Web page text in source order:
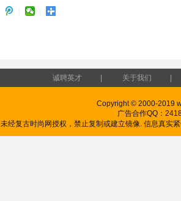
诚聘英才 关于我们
Copyright © 2000-2019
广告合作QQ：
未经复古时尚网授权，禁止复制或建立镜像. 信息真实